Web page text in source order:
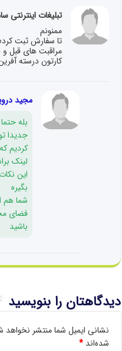
تبلیغات اینترنتی
ممنونم
تا سفارش ثبت
مراقبت های قبل و
کارتون درسته
مجید
بله
جدیدا
کردیم
لینک
این
بگیره
شما هم
فضای
باشید
دیدگاهتان را بنویسید
نشانی ایمیل شما منتشر نخواهد
شده‌اند*